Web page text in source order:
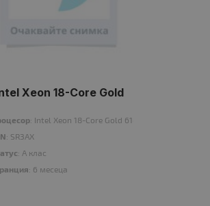
Xeon 18-Core Gold
: Intel Xeon 18-Core Gold 6140 2300MHz
: SR3AX
: A клас
: 6 месеца